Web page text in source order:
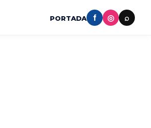
PORTADA f ◎ ⌕